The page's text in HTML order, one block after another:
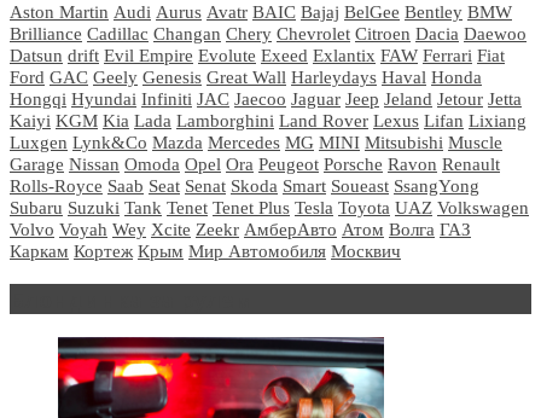
Aston Martin Audi Aurus Avatr BAIC Bajaj BelGee Bentley BMW
Brilliance Cadillac Changan Chery Chevrolet Citroen Dacia Daewoo
Datsun drift Evil Empire Evolute Exeed Exlantix FAW Ferrari Fiat
Ford GAC Geely Genesis Great Wall Harleydays Haval Honda
Hongqi Hyundai Infiniti JAC Jaecoo Jaguar Jeep Jeland Jetour Jetta
Kaiyi KGM Kia Lada Lamborghini Land Rover Lexus Lifan Lixiang
Luxgen Lynk&Co Mazda Mercedes MG MINI Mitsubishi Muscle
Garage Nissan Omoda Opel Ora Peugeot Porsche Ravon Renault
Rolls-Royce Saab Seat Senat Skoda Smart Soueast SsangYong
Subaru Suzuki Tank Tenet Tenet Plus Tesla Toyota UAZ Volkswagen
Volvo Voyah Wey Xcite Zeekr АмберАвто Атом Волга ГАЗ
Каркам Кортеж Крым Мир Автомобиля Москвич